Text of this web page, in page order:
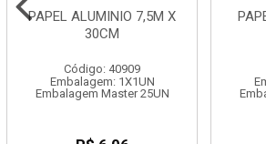
PAPEL ALUMINIO 7,5M X
30CM
Código: 40909
Embalagem: 1X1UN
Embalagem Master 25UN